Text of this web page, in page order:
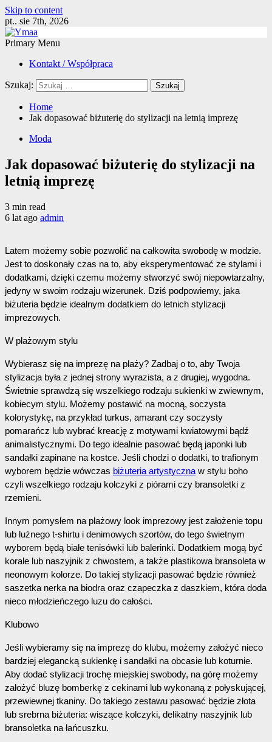
Skip to content
pt.. sie 7th, 2026
Primary Menu
Kontakt / Współpraca
Szukaj:
Home
Jak dopasować biżuterię do stylizacji na letnią imprezę
Moda
Jak dopasować biżuterię do stylizacji na
letnią imprezę
3 min read
6 lat ago admin
Latem możemy sobie pozwolić na całkowita swobodę w modzie.
Jest to doskonały czas na to, aby eksperymentować ze stylami i
dodatkami, dzięki czemu możemy stworzyć swój niepowtarzalny,
jedyny w swoim rodzaju wizerunek. Dziś podpowiemy, jaka
biżuteria będzie idealnym dodatkiem do letnich stylizacji
imprezowych.
W plażowym stylu
Wybierasz się na imprezę na plaży? Zadbaj o to, aby Twoja
stylizacja była z jednej strony wyrazista, a z drugiej, wygodna.
Świetnie sprawdzą się wszelkiego rodzaju sukienki w zwiewnym,
kobiecym stylu. Możemy postawić na mocną, soczysta
kolorystykę, na przykład turkus, amarant czy soczysty
pomarańcz lub wybrać kreację z motywami kwiatowymi bądź
animalistycznymi. Do tego idealnie pasować będą japonki lub
sandałki zapinane na kostce. Jeśli chodzi o dodatki, to trafionym
wyborem będzie wówczas biżuteria artystyczna w stylu boho
czyli wszelkiego rodzaju kolczyki z piórami czy bransoletki z
rzemieni.
Innym pomysłem na plażowy look imprezowy jest założenie topu
lub luźnego t-shirtu i denimowych szortów, do tego świetnym
wyborem będą białe tenisówki lub balerinki. Dodatkiem mogą być
korale lub naszyjnik z chwostem, a także plastikowa bransoleta w
neonowym kolorze. Do takiej stylizacji pasować będzie również
saszetka nerka na biodra oraz czapeczka z daszkiem, która doda
nieco młodzieńczego luzu do całości.
Klubowo
Jeśli wybieramy się na imprezę do klubu, możemy założyć nieco
bardziej elegancką sukienkę i sandałki na obcasie lub koturnie.
Aby dodać stylizacji trochę miejskiej swobody, na górę możemy
założyć bluzę bomberkę z cekinami lub wykonaną z połyskującej,
przewiewnej tkaniny. Do takiego zestawu pasować będzie złota
lub srebrna biżuteria: wiszące kolczyki, delikatny naszyjnik lub
bransoletka na łańcuszku.